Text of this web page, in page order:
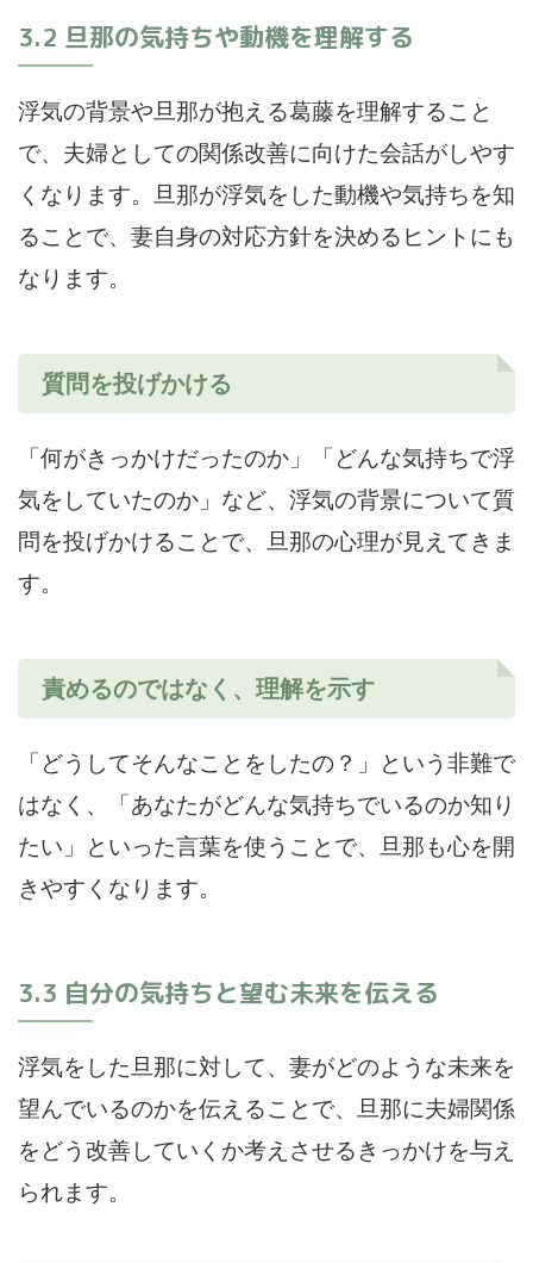
3.2 旦那の気持ちや動機を理解する
浮気の背景や旦那が抱える葛藤を理解すること
で、夫婦としての関係改善に向けた会話がしやす
くなります。旦那が浮気をした動機や気持ちを知
ることで、妻自身の対応方針を決めるヒントにも
なります。
質問を投げかける
「何がきっかけだったのか」「どんな気持ちで浮
気をしていたのか」など、浮気の背景について質
問を投げかけることで、旦那の心理が見えてきま
す。
責めるのではなく、理解を示す
「どうしてそんなことをしたの？」という非難で
はなく、「あなたがどんな気持ちでいるのか知り
たい」といった言葉を使うことで、旦那も心を開
きやすくなります。
3.3 自分の気持ちと望む未来を伝える
浮気をした旦那に対して、妻がどのような未来を
望んでいるのかを伝えることで、旦那に夫婦関係
をどう改善していくか考えさせるきっかけを与え
られます。